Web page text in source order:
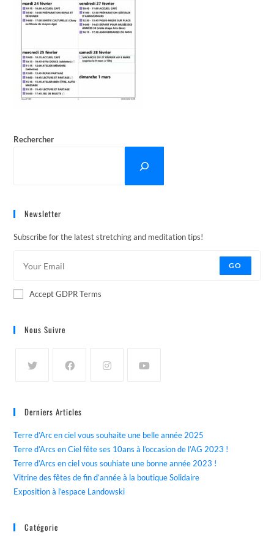
Rechercher
Newsletter
Subscribe for the latest stretching and meditation tips!
GO
Accept GDPR Terms
Nous Suivre
Derniers Articles
Terre d’Arc en ciel vous souhaite une belle année 2025
Terre d’Arcs en Ciel fête ses 10ans à l’occasion de l’AG 2023 !
Terre d’Arcs en ciel vous souhiate une bonne année 2023 !
Vitrine des fêtes de fin d’année à la boutique Solidaire
Exposition à l’espace Landowski
Catégorie